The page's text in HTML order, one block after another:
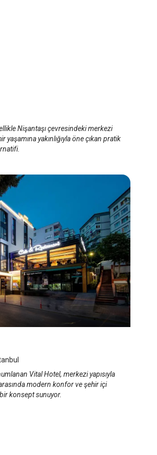
Nişantaşı çevresindeki merkezi
yakınlığıyla öne çıkan pratik
Vital Hotel, merkezi yapısıyla
modern konfor ve şehir içi
konsept sunuyor.